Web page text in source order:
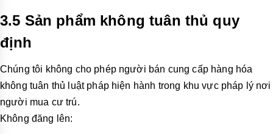
3.5 Sản phẩm không tuân thủ quy
định
Chúng tôi không cho phép người bán cung cấp hàng hóa
không tuân thủ luật pháp hiện hành trong khu vực pháp lý nơi
người mua cư trú.
Không đăng lên: